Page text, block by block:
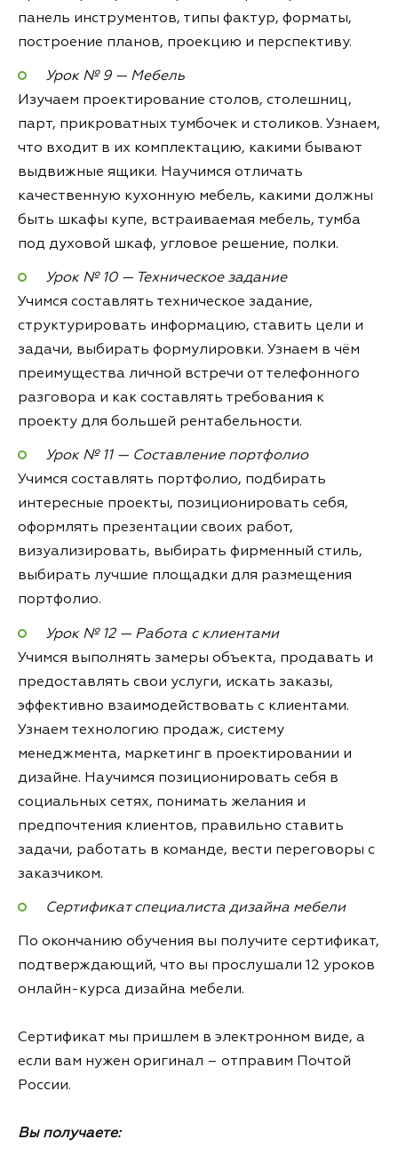
панель инструментов, типы фактур, форматы,
построение планов, проекцию и перспективу.
Урок № 9 — Мебель
Изучаем проектирование столов, столешниц,
парт, прикроватных тумбочек и столиков. Узнаем,
что входит в их комплектацию, какими бывают
выдвижные ящики. Научимся отличать
качественную кухонную мебель, какими должны
быть шкафы купе, встраиваемая мебель, тумба
под духовой шкаф, угловое решение, полки.
Урок № 10 — Техническое задание
Учимся составлять техническое задание,
структурировать информацию, ставить цели и
задачи, выбирать формулировки. Узнаем в чём
преимущества личной встречи от телефонного
разговора и как составлять требования к
проекту для большей рентабельности.
Урок № 11 — Составление портфолио
Учимся составлять портфолио, подбирать
интересные проекты, позиционировать себя,
оформлять презентации своих работ,
визуализировать, выбирать фирменный стиль,
выбирать лучшие площадки для размещения
портфолио.
Урок № 12 — Работа с клиентами
Учимся выполнять замеры объекта, продавать и
предоставлять свои услуги, искать заказы,
эффективно взаимодействовать с клиентами.
Узнаем технологию продаж, систему
менеджмента, маркетинг в проектировании и
дизайне. Научимся позиционировать себя в
социальных сетях, понимать желания и
предпочтения клиентов, правильно ставить
задачи, работать в команде, вести переговоры с
заказчиком.
Сертификат специалиста дизайна мебели
По окончанию обучения вы получите сертификат,
подтверждающий, что вы прослушали 12 уроков
онлайн-курса дизайна мебели.
Сертификат мы пришлем в электронном виде, а
если вам нужен оригинал – отправим Почтой
России.
Вы получаете: